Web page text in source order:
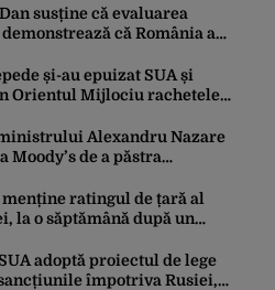
susține că evaluarea
demonstrează că România a
investitorilor: „Totuși,
rămâne rezervată”
și-au epuizat SUA și
Orientul Mijlociu rachetele
Alexandru Nazare
Moody’s de a păstra
răgaz, dar în niciun caz un
relaxare”
menține ratingul de țară al
la o săptămână după un
cu puteri depline,
vulnerabilitate din raport
adoptă proiectul de lege
împotriva Rusiei,